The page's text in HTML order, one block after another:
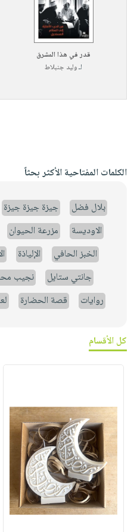
قدر في هذا المشرق
لـوليد جنبلاط
الكلمات المفتاحية الأكثر بحثاً
بلال فضل جيزة جيزة جيزة
الاوديسة
مزرعة الحيوان
الخبز الحافي
الإلياذة
جانتي ستايل
نجيب
روايات
قصة الحضارة
كل الأقسام